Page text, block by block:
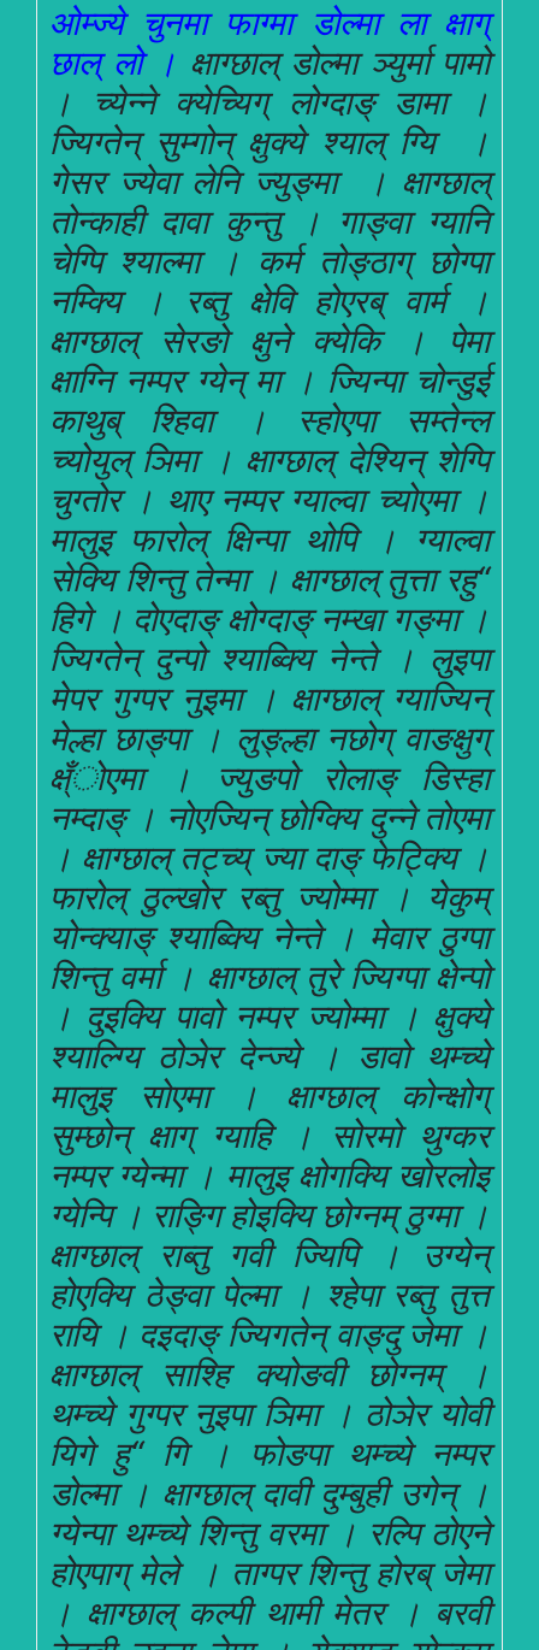
ओम्ज्ये चुनमा फाग्मा डोल्मा ला क्षाग्
छाल् लो । क्षाग्छाल् डोल्मा ञ्युर्मा पामो
। च्येन्ने क्येच्यिग् लोग्दाङ् डामा ।
ज्यिग्तेन् सुम्गोन् क्षुक्ये श्याल् ग्यि ।
गेसर ज्येवा लेनि ज्युङ्मा । क्षाग्छाल्
तोन्काही दावा कुन्तु । गाङ्वा ग्यानि
चेग्पि श्याल्मा । कर्म तोङ्ठाग् छोग्पा
नम्क्यि । रब्तु क्षेवि होएरब् वार्म ।
क्षाग्छाल् सेरङो क्षुने क्येकि । पेमा
क्षाग्नि नम्पर ग्येन् मा । ज्यिन्पा चोन्डुई
काथुब् श्हिवा । स्होएपा सम्तेन्ल
च्योयुल् ञिमा । क्षाग्छाल् देश्यिन् शेग्पि
चुग्तोर । थाए नम्पर ग्याल्वा च्योएमा ।
मालुइ फारोल् क्षिन्पा थोपि । ग्याल्वा
सेक्यि शिन्तु तेन्मा । क्षाग्छाल् तुत्ता रहु“
हिगे । दोएदाङ् क्षोग्दाङ् नम्खा गङ्मा ।
ज्यिग्तेन् दुन्पो श्याब्क्यि नेन्ते । लुइपा
मेपर गुग्पर नुइमा । क्षाग्छाल् ग्याज्यिन्
मेल्हा छाङ्पा । लुङ्ल्हा नछोग् वाङक्षुग्
क्ष्ँोएमा । ज्युङपो रोलाङ् डिस्हा
नम्दाङ् । नोएज्यिन् छोग्क्यि दुन्ने तोएमा
। क्षाग्छाल् तट्च्य् ज्या दाङ् फेट्क्यि ।
फारोल् ठुल्खोर रब्तु ज्योम्मा । येकुम्
योन्क्याङ् श्याब्क्यि नेन्ते । मेवार ठुग्पा
शिन्तु वर्मा । क्षाग्छाल् तुरे ज्यिग्पा क्षेन्पो
। दुइक्यि पावो नम्पर ज्योम्मा । क्षुक्ये
श्याल्ग्यि ठोञेर देन्ज्ये । डावो थम्च्ये
मालुइ सोएमा । क्षाग्छाल् कोन्क्षोग्
सुम्छोन् क्षाग् ग्याहि । सोरमो थुग्कर
नम्पर ग्येन्मा । मालुइ क्षोगक्यि खोरलोइ
ग्येन्पि । राङ्गि होइक्यि छोग्नम् ठुग्मा ।
क्षाग्छाल् राब्तु गवी ज्यिपि । उग्येन्
होएक्यि ठेङ्वा पेल्मा । श्हेपा रब्तु तुत्त
रायि । दइदाङ् ज्यिगतेन् वाङ्दु जेमा ।
क्षाग्छाल् साश्हि क्योङवी छोग्नम् ।
थम्च्ये गुग्पर नुइपा ञिमा । ठोञेर योवी
यिगे हु“ गि । फोङपा थम्च्ये नम्पर
डोल्मा । क्षाग्छाल् दावी दुम्बुही उगेन् ।
ग्येन्पा थम्च्ये शिन्तु वरमा । रल्पि ठोएने
होएपाग् मेले । ताग्पर शिन्तु होरब् जेमा
। क्षाग्छाल् कल्पी थामी मेतर । बरवी